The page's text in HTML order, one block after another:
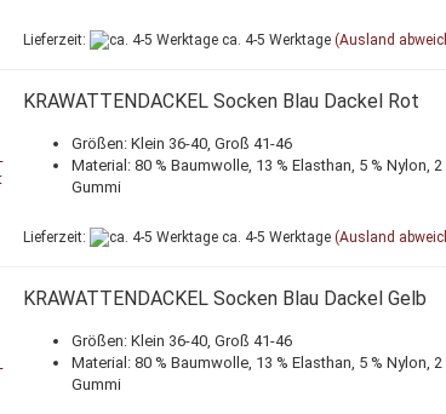
Lieferzeit: ca. 4-5 Werktage (Ausland
KRAWATTENDACKEL Socken Blau Dackel Rot
Größen: Klein 36-40, Groß 41-46
Material: 80 % Baumwolle, 13 % Elasthan, 5 % Nylon, 2
Gummi
Lieferzeit: ca. 4-5 Werktage (Ausland
KRAWATTENDACKEL Socken Blau Dackel Gelb
Größen: Klein 36-40, Groß 41-46
Material: 80 % Baumwolle, 13 % Elasthan, 5 % Nylon, 2
Gummi